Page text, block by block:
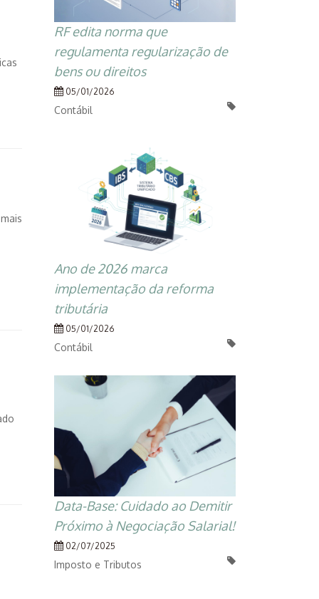
RF edita norma que
regulamenta regularização de
bens ou direitos
05/01/2026
Contábil
Ano de 2026 marca
implementação da reforma
tributária
05/01/2026
Contábil
Data-Base: Cuidado ao Demitir
Próximo à Negociação Salarial!
02/07/2025
Imposto e Tributos